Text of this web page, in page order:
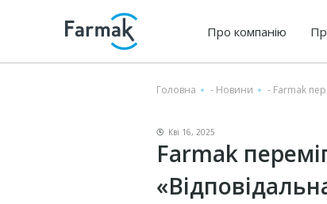
Про компанію
Головна - Новини - Farmak
Кві 16, 2025
Farmak